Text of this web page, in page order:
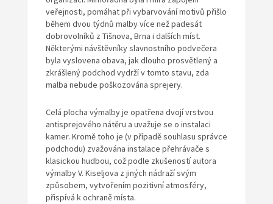
veřejnosti, pomáhat při vybarvování motivů přišlo
během dvou týdnů malby více než padesát
dobrovolníků z Tišnova, Brna i dalších míst.
Některými návštěvníky slavnostního podvečera
byla vyslovena obava, jak dlouho prosvětlený a
zkrášlený podchod vydrží v tomto stavu, zda
malba nebude poškozována sprejery.
Celá plocha výmalby je opatřena dvojí vrstvou
antisprejového nátěru a uvažuje se o instalaci
kamer. Kromě toho je (v případě souhlasu správce
podchodu) zvažována instalace přehrávače s
klasickou hudbou, což podle zkušeností autora
výmalby V. Kiseljova z jiných nádraží svým
způsobem, vytvořením pozitivní atmosféry,
přispívá k ochraně místa.